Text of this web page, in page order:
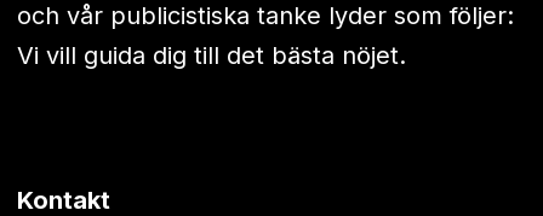
och vår publicistiska tanke lyder som följer:
Vi vill guida dig till det bästa nöjet.
Kontakt